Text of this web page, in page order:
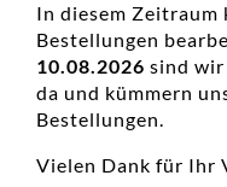
Identband
In diesem Zeitraum
Bestellungen
10.08.2026 sind wir
da und kümmern
Bestellungen.
Vielen Dank für Ihr